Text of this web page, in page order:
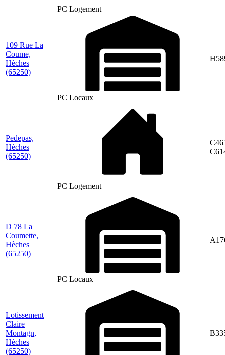
PC Logement
109 Rue La
Coume,
Hèches
(65250)
PC Locaux
Pedepas,
Hèches
(65250)
PC Logement
D 78 La
Coumette,
Hèches
(65250)
PC Locaux
Lotissement
Claire
Montagn,
Hèches
(65250)